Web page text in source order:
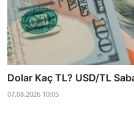
Dolar Kaç TL? USD/TL
07.08.2026 10:05